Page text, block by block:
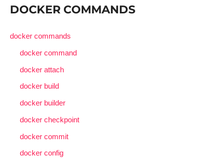
DOCKER COMMANDS
docker commands
docker command
docker attach
docker build
docker builder
docker checkpoint
docker commit
docker config